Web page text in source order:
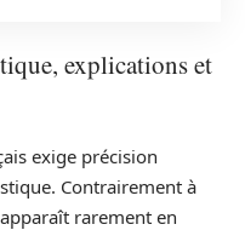
explications et
exige précision
Contrairement à
rarement en